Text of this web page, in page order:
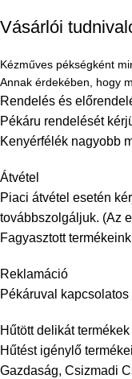
Vásárlói
Kézműves pékségként
Annak érdekében, hogy
Rendelés és
Pékáru rendelését
Kenyérfélék nagyobb
Átvétel
Piaci átvétel esetén
továbbszolgáljuk. (Az
Fagyasztott
Reklamáció
Pékáruval
Hűtött delikát termékek
Hűtést igénylő
Gazdaság, Csizmadi